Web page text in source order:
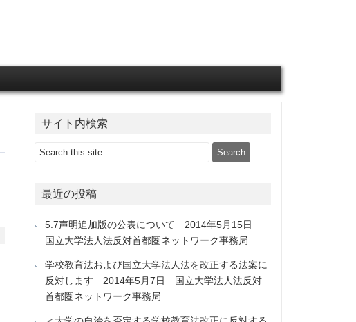
サイト内検索
最近の投稿
5.7声明追加版の公表について 2014年5月15日
国立大学法人法反対首都圏ネットワーク事務局
学校教育法および国立大学法人法を改正する法案に
反対します 2014年5月7日 国立大学法人法反対
首都圏ネットワーク事務局